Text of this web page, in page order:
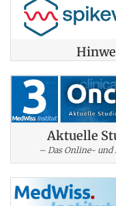
Aktuelle
– Das Online-